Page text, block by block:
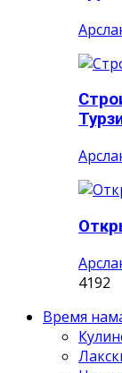
4192
Время